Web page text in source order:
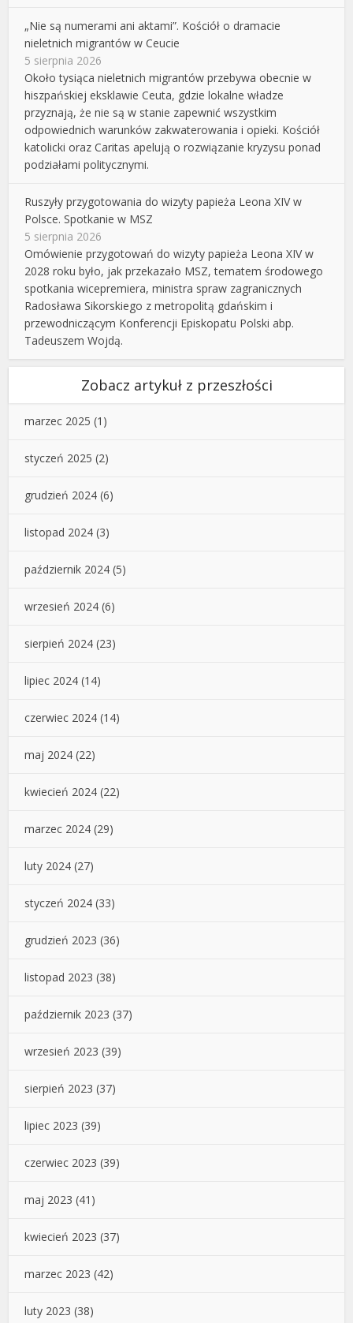
„Nie są numerami ani aktami”. Kościół o dramacie
nieletnich migrantów w Ceucie
5 sierpnia 2026
Około tysiąca nieletnich migrantów przebywa obecnie w
hiszpańskiej eksklawie Ceuta, gdzie lokalne władze
przyznają, że nie są w stanie zapewnić wszystkim
odpowiednich warunków zakwaterowania i opieki. Kościół
katolicki oraz Caritas apelują o rozwiązanie kryzysu ponad
podziałami politycznymi.
Ruszyły przygotowania do wizyty papieża Leona XIV w
Polsce. Spotkanie w MSZ
5 sierpnia 2026
Omówienie przygotowań do wizyty papieża Leona XIV w
2028 roku było, jak przekazało MSZ, tematem środowego
spotkania wicepremiera, ministra spraw zagranicznych
Radosława Sikorskiego z metropolitą gdańskim i
przewodniczącym Konferencji Episkopatu Polski abp.
Tadeuszem Wojdą.
Zobacz artykuł z przeszłości
marzec 2025 (1)
styczeń 2025 (2)
grudzień 2024 (6)
listopad 2024 (3)
październik 2024 (5)
wrzesień 2024 (6)
sierpień 2024 (23)
lipiec 2024 (14)
czerwiec 2024 (14)
maj 2024 (22)
kwiecień 2024 (22)
marzec 2024 (29)
luty 2024 (27)
styczeń 2024 (33)
grudzień 2023 (36)
listopad 2023 (38)
październik 2023 (37)
wrzesień 2023 (39)
sierpień 2023 (37)
lipiec 2023 (39)
czerwiec 2023 (39)
maj 2023 (41)
kwiecień 2023 (37)
marzec 2023 (42)
luty 2023 (38)